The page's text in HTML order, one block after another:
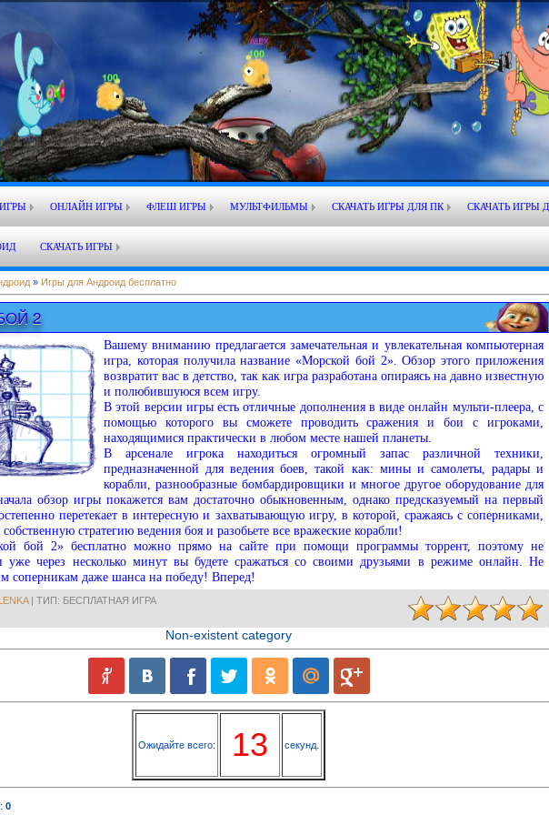
ОНЛАЙН ИГРЫ ФЛЕШ ИГРЫ МУЛЬТФИЛЬМЫ СКАЧАТЬ ИГРЫ ДЛЯ ПК СКАЧАТЬ ИГРЫ
СКАЧАТЬ ИГРЫ
» Игры для Андроид бесплатно
2
Вашему вниманию предлагается замечательная и увлекательная компьютерная
игра, которая получила название «Морской бой 2». Обзор этого приложения
возвратит вас в детство, так как игра разработана опираясь на давно известную
и полюбившуюся всем игру.
В этой версии игры есть отличные дополнения в виде онлайн мульти-плеера, с
помощью которого вы сможете проводить сражения и бои с игроками,
находящимися практически в любом месте нашей планеты.
В арсенале игрока находиться огромный запас различной техники,
предназначенной для ведения боев, такой как: мины и самолеты, радары и
корабли, разнообразные бомбардировщики и многое другое оборудование для
обзор игры покажется вам достаточно обыкновенным, однако предсказуемый на первый
перетекает в интересную и захватывающую игру, в которой, сражаясь с соперниками,
собственную стратегию ведения боя и разобьете все вражеские корабли!
бой 2» бесплатно можно прямо на сайте при помощи программы торрент, поэтому не
уже через несколько минут вы будете сражаться со своими друзьями в режиме онлайн. Не
соперникам даже шанса на победу! Вперед!
| ТИП: БЕСПЛАТНАЯ ИГРА
Non-existent category
Ожидайте всего: 13 секунд.
: 0